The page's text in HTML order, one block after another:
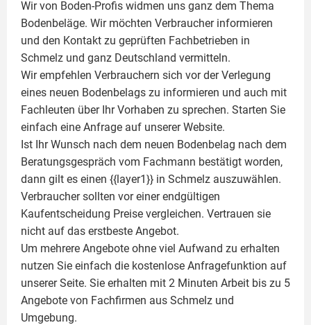
Wir von Boden-Profis widmen uns ganz dem Thema
Bodenbeläge. Wir möchten Verbraucher informieren
und den Kontakt zu geprüften Fachbetrieben in
Schmelz und ganz Deutschland vermitteln.
Wir empfehlen Verbrauchern sich vor der Verlegung
eines neuen Bodenbelags zu informieren und auch mit
Fachleuten über Ihr Vorhaben zu sprechen. Starten Sie
einfach eine Anfrage auf unserer Website.
Ist Ihr Wunsch nach dem neuen Bodenbelag nach dem
Beratungsgespräch vom Fachmann bestätigt worden,
dann gilt es einen {{layer1}} in Schmelz auszuwählen.
Verbraucher sollten vor einer endgültigen
Kaufentscheidung Preise vergleichen. Vertrauen sie
nicht auf das erstbeste Angebot.
Um mehrere Angebote ohne viel Aufwand zu erhalten
nutzen Sie einfach die kostenlose Anfragefunktion auf
unserer Seite. Sie erhalten mit 2 Minuten Arbeit bis zu 5
Angebote von Fachfirmen aus Schmelz und
Umgebung.